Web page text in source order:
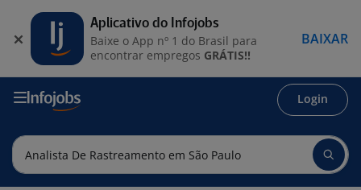
Login
Aplicativo do Infojobs
Baixe o App nº 1 do Brasil para
encontrar empregos GRÁTIS!!
BAIXAR